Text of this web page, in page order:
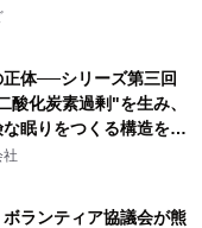
BOXY AWAJI」のお
泊プランで
体──シリーズ第三回
酸化炭素過剰"を生み、
眠りをつくる構造を解
社
ボランティア協議会が熊